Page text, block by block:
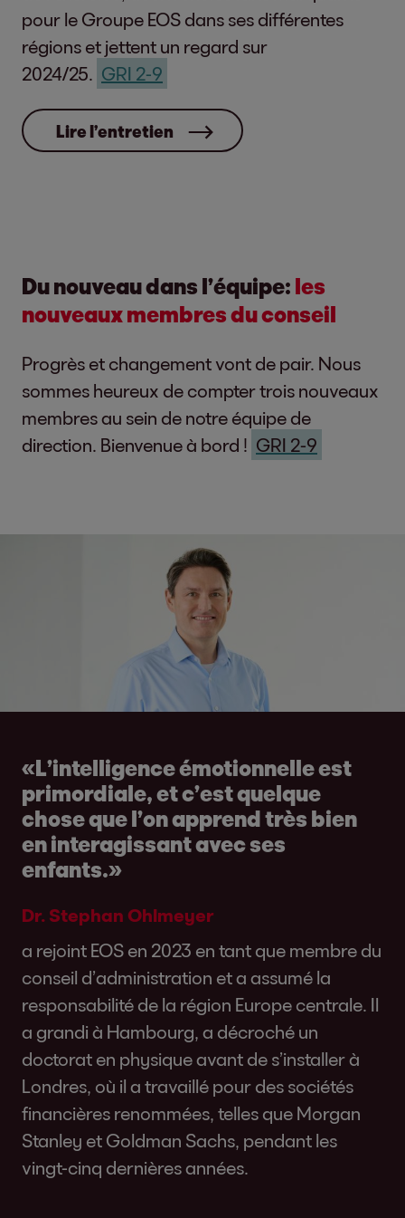
pour le Groupe EOS dans ses différentes
régions et jettent un regard sur
2024/25. GRI 2-9
Lire l’entretien
Du nouveau dans l’équipe: les
nouveaux membres du conseil
Progrès et changement vont de pair. Nous
sommes heureux de compter trois nouveaux
membres au sein de notre équipe de
direction. Bienvenue à bord ! GRI 2-9
«L’intelligence émotionnelle est
primordiale, et c’est quelque
chose que l’on apprend très bien
en interagissant avec ses
enfants.»
Dr. Stephan Ohlmeyer
a rejoint EOS en 2023 en tant que membre du
conseil d’administration et a assumé la
responsabilité de la région Europe centrale. Il
a grandi à Hambourg, a décroché un
doctorat en physique avant de s’installer à
Londres, où il a travaillé pour des sociétés
financières renommées, telles que Morgan
Stanley et Goldman Sachs, pendant les
vingt-cinq dernières années.